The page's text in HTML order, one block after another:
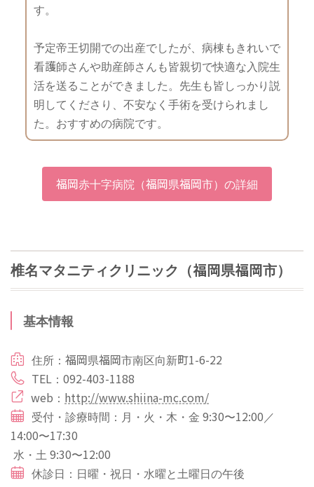
す。
予定帝王切開での出産でしたが、病棟もきれいで
看護師さんや助産師さんも皆親切で快適な入院生
活を送ることができました。先生も皆しっかり説
明してくださり、不安なく手術を受けられまし
た。おすすめの病院です。
福岡赤十字病院（福岡県福岡市）の詳細
椎名マタニティクリニック（福岡県福岡市）
基本情報
住所：福岡県福岡市南区向新町1-6-22
TEL：092-403-1188
web： http://www.shiina-mc.com/
受付・診療時間：月・火・木・金 9:30〜12:00／
14:00〜17:30
水・土 9:30〜12:00
休診日：日曜・祝日・水曜と土曜日の午後